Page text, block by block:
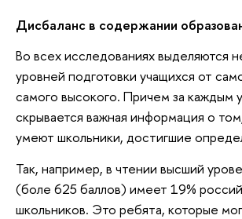
Дисбаланс в содержании
Во всех исследованиях выделяются
уровней подготовки учащихся от
самого высокого. Причем за каждым
скрывается важная информация о
умеют школьники, достигшие
Так, например, в чтении высший
(боле 625 баллов) имеет 19%
школьников. Это ребята, которые